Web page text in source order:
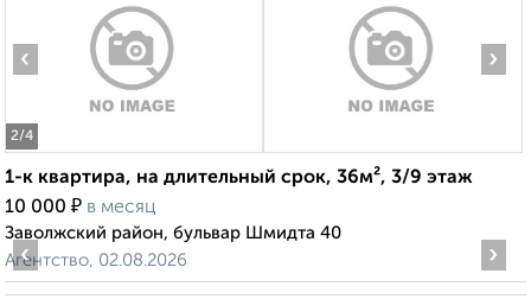
2/4
‹ ›
1-к квартира, на длительный срок, 36м², 3/9 этаж
10 000 ₽ в месяц
Заволжский район, бульвар Шмидта 40
Агентство, 02.08.2026
‹ ›